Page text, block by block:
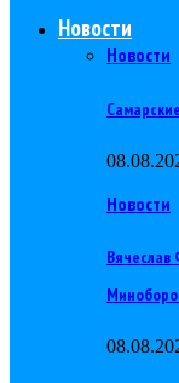
Новости
Новости
Новости